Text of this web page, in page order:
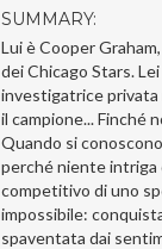
SUMMARY:
Lui è Cooper
dei Chicago Stars.
investigatrice privata
il campione... Finché
Quando si
perché niente intriga
competitivo di uno
impossibile:
spaventata dai